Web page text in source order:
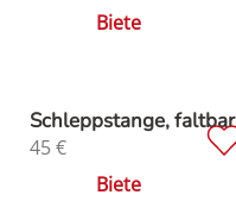
Biete
Schleppstange, faltbar
45€
Biete